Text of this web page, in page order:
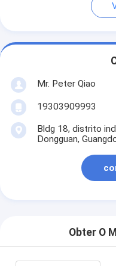
Mr. Peter Qiao
19303909993
Bldg 18, distrito
Dongguan,
Obter O